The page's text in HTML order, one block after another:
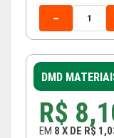
-
DMD
R$
EM 8 X DE R$